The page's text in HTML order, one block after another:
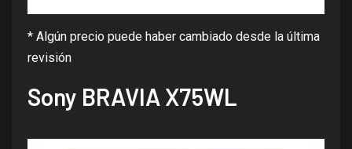
* Algún precio puede haber cambiado desde la última
revisión
Sony BRAVIA X75WL